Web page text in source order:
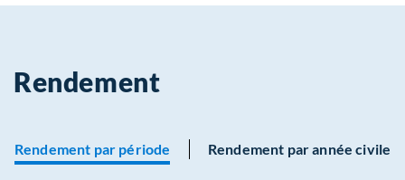
Rendement
Rendement par période Rendement par année civile